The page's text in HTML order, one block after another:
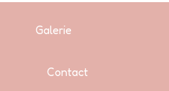
Galerie
Contact